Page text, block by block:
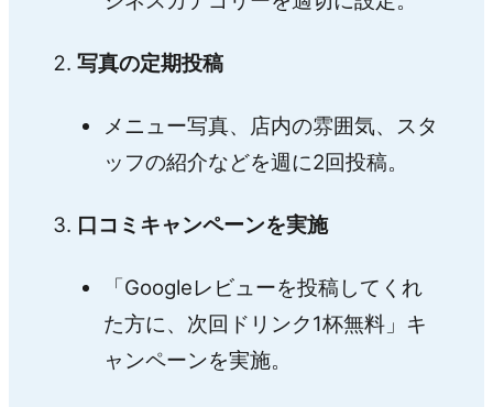
写真の定期投稿
メニュー写真、店内の雰囲気、スタ
ッフの紹介などを週に2回投稿。
口コミキャンペーンを実施
「Googleレビューを投稿してくれ
た方に、次回ドリンク1杯無料」キ
ャンペーンを実施。